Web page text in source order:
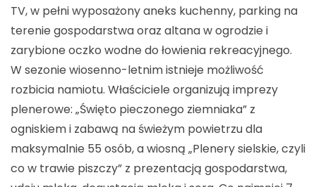
TV, w pełni wyposażony aneks kuchenny, parking na
terenie gospodarstwa oraz altana w ogrodzie i
zarybione oczko wodne do łowienia rekreacyjnego.
W sezonie wiosenno-letnim istnieje możliwość
rozbicia namiotu. Właściciele organizują imprezy
plenerowe: „Święto pieczonego ziemniaka” z
ogniskiem i zabawą na świeżym powietrzu dla
maksymalnie 55 osób, a wiosną „Plenery sielskie, czyli
co w trawie piszczy” z prezentacją gospodarstwa,